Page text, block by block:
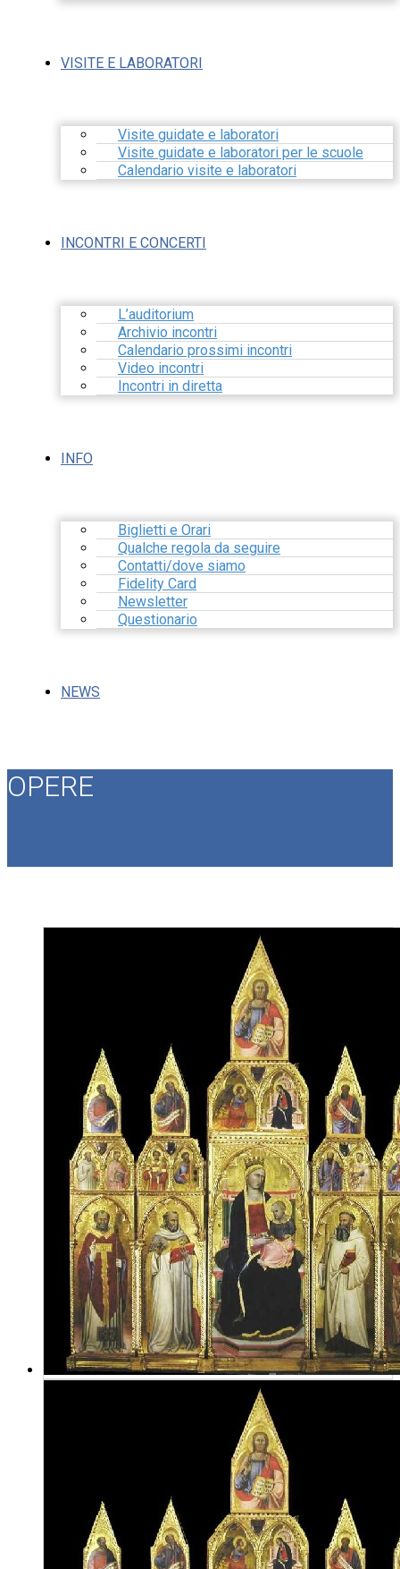
VISITE E LABORATORI
Visite guidate e laboratori
Visite guidate e laboratori per le scuole
Calendario visite e laboratori
INCONTRI E CONCERTI
L’auditorium
Archivio incontri
Calendario prossimi incontri
Video incontri
Incontri in diretta
INFO
Biglietti e Orari
Qualche regola da seguire
Contatti/dove siamo
Fidelity Card
Newsletter
Questionario
NEWS
OPERE